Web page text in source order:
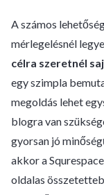
A számos
mérlegelésnél
célra szeretnél
egy szimpla
megoldás lehet
blogra van
gyorsan jó
akkor a
oldalas